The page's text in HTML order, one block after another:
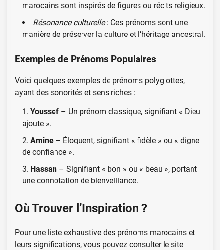
marocains sont inspirés de figures ou récits religieux.
Résonance culturelle: Ces prénoms sont une
manière de préserver la culture et l’héritage ancestral.
Exemples de Prénoms Populaires
Voici quelques exemples de prénoms polyglottes,
ayant des sonorités et sens riches :
Youssef – Un prénom classique, signifiant « Dieu
ajoute ».
Amine – Éloquent, signifiant « fidèle » ou « digne
de confiance ».
Hassan – Signifiant « bon » ou « beau », portant
une connotation de bienveillance.
Où Trouver l’Inspiration ?
Pour une liste exhaustive des prénoms marocains et
leurs significations, vous pouvez consulter le site